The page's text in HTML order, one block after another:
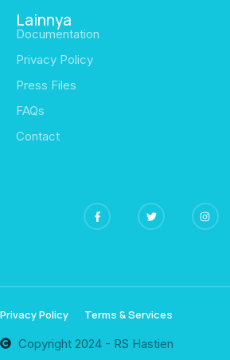
Lainnya
Documentation
Privacy Policy
Press Files
FAQs
Contact
Copyright 2024 - RS Hastien
Privacy Policy Terms & Services